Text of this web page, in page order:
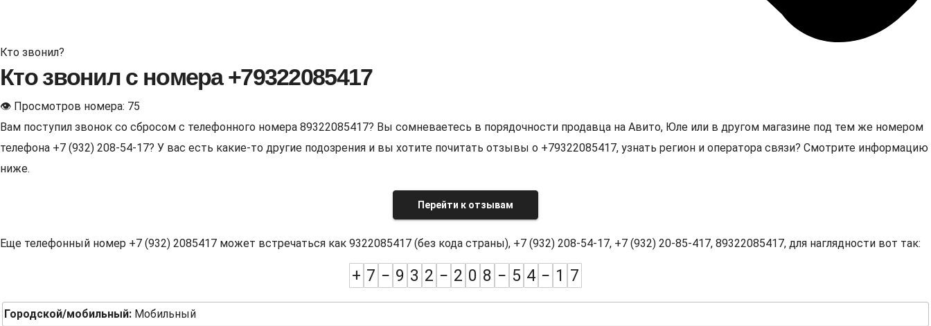
Кто звонил?
Кто звонил с номера +79322085417
👁 Просмотров номера: 75
Вам поступил звонок со сбросом с телефонного номера 89322085417? Вы сомневаетесь в порядочности продавца на Авито, Юле или в другом магазине под тем же номером
телефона +7 (932) 208-54-17? У вас есть какие-то другие подозрения и вы хотите почитать отзывы о +79322085417, узнать регион и оператора связи? Смотрите информацию
ниже.
Перейти к отзывам
Еще телефонный номер +7 (932) 2085417 может встречаться как 9322085417 (без кода страны), +7 (932) 208-54-17, +7 (932) 20-85-417, 89322085417, для наглядности вот так:
+ 7 − 9 3 2 − 2 0 8 − 5 4 − 1 7
Городской/мобильный: Мобильный